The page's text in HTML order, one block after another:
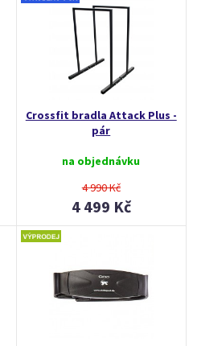
Crossfit bradla Attack Plus -
pár
na objednávku
4 990 Kč
4 499 Kč